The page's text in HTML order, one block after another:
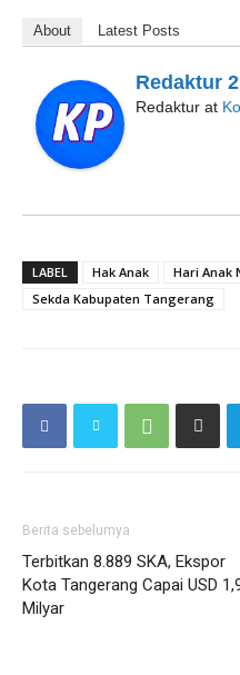
About Latest Posts
Redaktur 2
Redaktur at
LABEL Hak Anak
Hari Anak
Sekda Kabupaten Tangerang
Berita sebelumya
Terbitkan 8.889 SKA, Ekspor
Kota Tangerang Capai USD
Milyar